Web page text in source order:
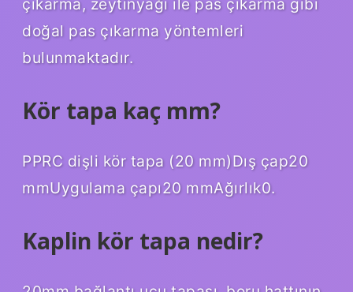
çıkarma, zeytinyağı ile pas çıkarma gibi
doğal pas çıkarma yöntemleri
bulunmaktadır.
Kör tapa kaç mm?
PPRC dişli kör tapa (20 mm)Dış çap20
mmUygulama çapı20 mmAğırlık0.
Kaplin kör tapa nedir?